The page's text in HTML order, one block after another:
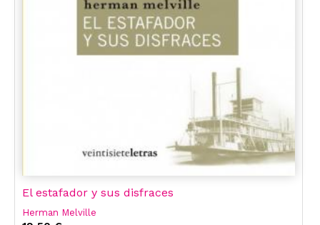
El estafador y sus disfraces
Herman Melville